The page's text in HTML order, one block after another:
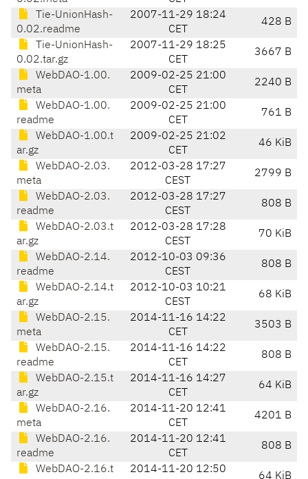
Tie-UnionHash-
0.02.readme
2007-11-29 18:24
CET
428 B
Tie-UnionHash-
0.02.tar.gz
2007-11-29 18:25
CET
3667 B
WebDAO-1.00.
meta
2009-02-25 21:00
CET
2240 B
WebDAO-1.00.
readme
2009-02-25 21:00
CET
761 B
WebDAO-1.00.t
ar.gz
2009-02-25 21:02
CET
46 KiB
WebDAO-2.03.
meta
2012-03-28 17:27
CEST
2799 B
WebDAO-2.03.
readme
2012-03-28 17:27
CEST
808 B
WebDAO-2.03.t
ar.gz
2012-03-28 17:28
CEST
70 KiB
WebDAO-2.14.
readme
2012-10-03 09:36
CEST
808 B
WebDAO-2.14.t
ar.gz
2012-10-03 10:21
CEST
68 KiB
WebDAO-2.15.
meta
2014-11-16 14:22
CET
3503 B
WebDAO-2.15.
readme
2014-11-16 14:22
CET
808 B
WebDAO-2.15.t
ar.gz
2014-11-16 14:27
CET
64 KiB
WebDAO-2.16.
meta
2014-11-20 12:41
CET
4201 B
WebDAO-2.16.
readme
2014-11-20 12:41
CET
808 B
WebDAO-2.16.t
2014-11-20 12:50
64 KiB